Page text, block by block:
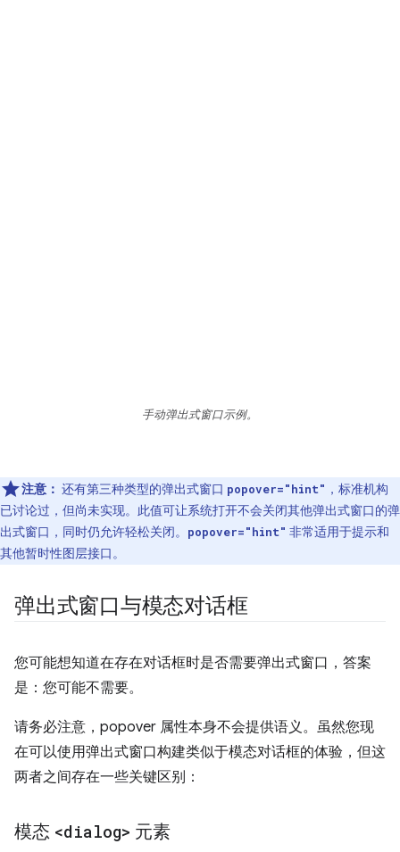
手动弹出式窗口示例。
注意： 还有第三种类型的弹出式窗口 popover="hint" ，标准机构
已讨论过，但尚未实现。此值可让系统打开不会关闭其他弹出式窗口的弹
出式窗口，同时仍允许轻松关闭。
popover="hint" 非常适用于提示和
其他暂时性图层接口。
弹出式窗口与模态对话框
您可能想知道在存在对话框时是否需要弹出式窗口，答案
是：您可能不需要。
请务必注意，popover 属性本身不会提供语义。虽然您现
在可以使用弹出式窗口构建类似于模态对话框的体验，但这
两者之间存在一些关键区别：
模态 <dialog> 元素